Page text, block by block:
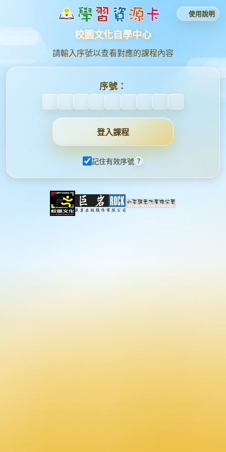
校園文化自學中心
請輸入序號以查看對應的課程內容
序號：
登入課程
記住有效序號 ?
使用說明